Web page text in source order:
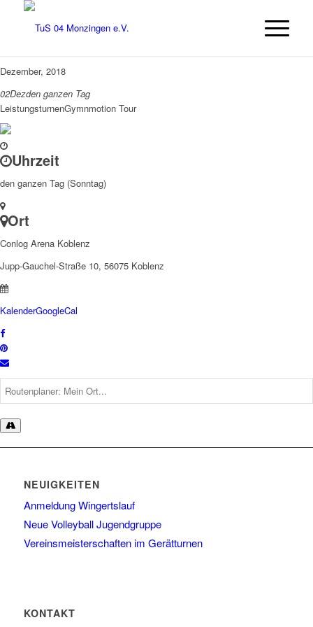
Dezember, 2018
02Dezden ganzen Tag
LeistungsturnenGymnmotion Tour
Uhrzeit
den ganzen Tag (Sonntag)
Ort
Conlog Arena Koblenz
Jupp-Gauchel-Straße 10, 56075 Koblenz
KalenderGoogleCal
NEUIGKEITEN
Anmeldung Wingertslauf
Neue Volleyball Jugendgruppe
Vereinsmeisterschaften im Gerätturnen
KONTAKT